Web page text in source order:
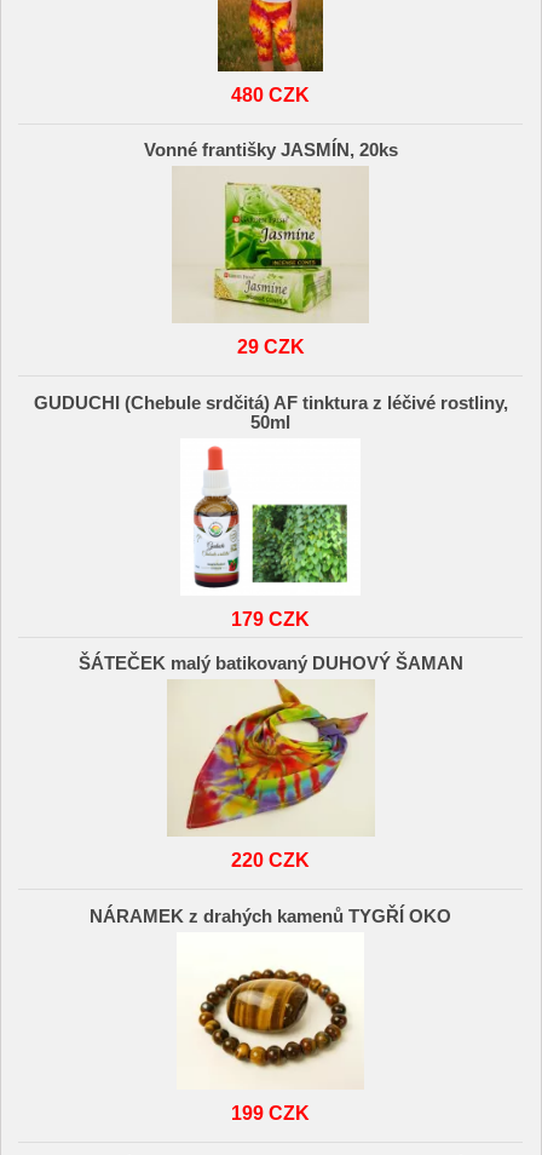
480 CZK
Vonné františky JASMÍN, 20ks
29 CZK
GUDUCHI (Chebule srdčitá) AF tinktura z léčivé rostliny,
50ml
179 CZK
ŠÁTEČEK malý batikovaný DUHOVÝ ŠAMAN
220 CZK
NÁRAMEK z drahých kamenů TYGŘÍ OKO
199 CZK